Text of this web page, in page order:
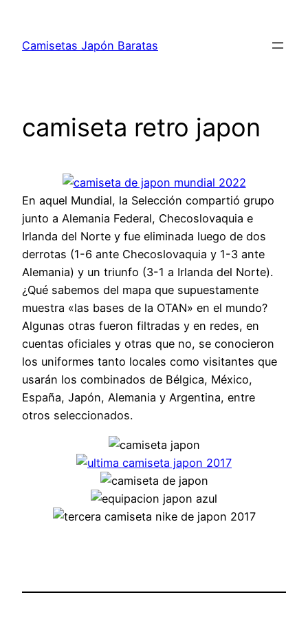
contenido
Camisetas Japón Baratas
camiseta retro japon
En aquel Mundial, la Selección compartió grupo
junto a Alemania Federal, Checoslovaquia e
Irlanda del Norte y fue eliminada luego de dos
derrotas (1-6 ante Checoslovaquia y 1-3 ante
Alemania) y un triunfo (3-1 a Irlanda del Norte).
¿Qué sabemos del mapa que supuestamente
muestra «las bases de la OTAN» en el mundo?
Algunas otras fueron filtradas y en redes, en
cuentas oficiales y otras que no, se conocieron
los uniformes tanto locales como visitantes que
usarán los combinados de Bélgica, México,
España, Japón, Alemania y Argentina, entre
otros seleccionados.